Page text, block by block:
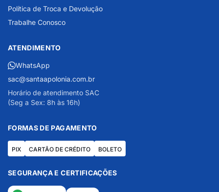
Política de Troca e Devolução
Trabalhe Conosco
ATENDIMENTO
WhatsApp
sac@santaapolonia.com.br
Horário de atendimento SAC
(Seg a Sex: 8h às 16h)
FORMAS DE PAGAMENTO
PIX CARTÃO DE CRÉDITO BOLETO
SEGURANÇA E CERTIFICAÇÕES